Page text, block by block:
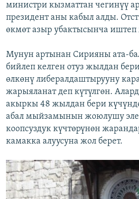
министри кызматтан чегинүү
президент аны кабыл алды.
өкмөт азыр убактысынча иштеп
Мунун артынан Сирияны ата-
бийлеп келген отуз жылдан
өлкөнү либералдаштырууну
жарыяланат деп күтүлгөн.
акыркы 48 жылдан бери
абал мыйзамынын жоюлушу
коопсуздук күчтөрүнөн
камакка алуусуна жол берет.